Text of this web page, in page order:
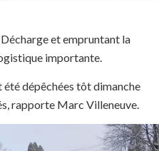
et empruntant la
importante.
été dépêchées tôt dimanche
rapporte Marc Villeneuve.